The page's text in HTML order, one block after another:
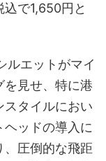
で1,650円と
ルエットがマイ
を見せ、特に港
タイルにおい
ッドの導入に
、圧倒的な飛距